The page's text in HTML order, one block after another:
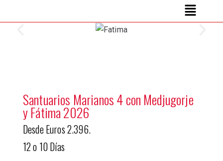
Santuarios Marianos 4 con Medjugorje
y Fátima 2026
Desde Euros 2.396.
12 o 10 Días